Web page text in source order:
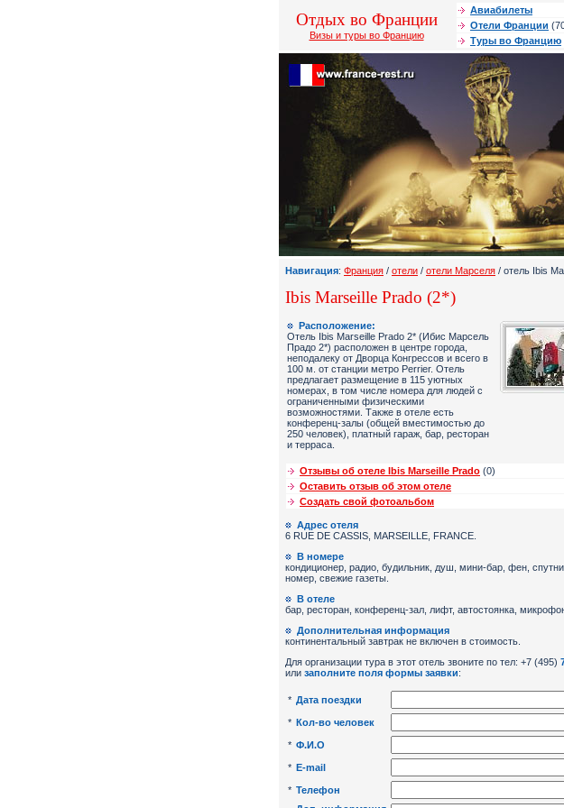
Отдых во Франции
Визы и туры во Францию
Авиабилеты
Отели Франции
Туры во Францию
Навигация: Франция / отели / отели Марселя / отель Ibis
Ibis Marseille Prado (2*)
Расположение:
Отель Ibis Marseille Prado 2* (Ибис Марсель
Прадо 2*) расположен в центре города,
неподалеку от Дворца Конгрессов и всего в
100 м. от станции метро Perrier. Отель
предлагает размещение в 115 уютных
номерах, в том числе номера для людей с
ограниченными физическими
возможностями. Также в отеле есть
конференц-залы (общей вместимостью до
250 человек), платный гараж, бар, ресторан
и терраса.
Отзывы об отеле Ibis Marseille Prado (0)
Оставить отзыв об этом отеле
Создать свой фотоальбом
Адрес отеля
6 RUE DE CASSIS, MARSEILLE, FRANCE.
В номере
кондиционер, радио, будильник, душ, мини-бар, фен,
номер, свежие газеты.
В отеле
бар, ресторан, конференц-зал, лифт, автостоянка,
Дополнительная информация
континентальный завтрак не включен в стоимость.
Для организации тура в этот отель звоните по тел: +7 (495)
или заполните поля формы заявки:
* Дата поездки
* Кол-во человек
* Ф.И.О
* E-mail
* Телефон